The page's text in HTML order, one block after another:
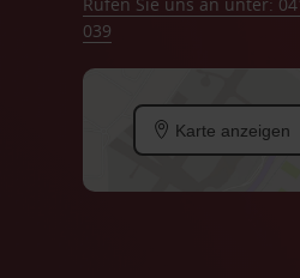
039
Karte anzeigen